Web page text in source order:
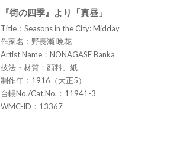
『街の四季』より「真昼」
Title：Seasons in the City: Midday
作家名：野長瀬 晩花
Artist Name：NONAGASE Banka
技法・材質：顔料、紙
制作年：1916（大正5）
台帳No./Cat.No.：11941-3
WMC-ID：13367